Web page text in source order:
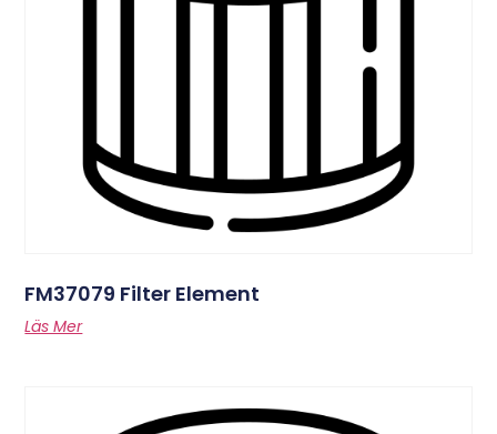
FM37079 Filter Element
Läs Mer